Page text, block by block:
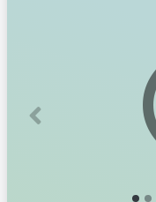
Previous